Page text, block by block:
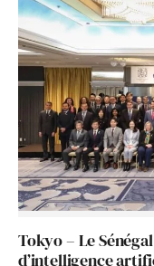
Tokyo – Le
d’intelligence